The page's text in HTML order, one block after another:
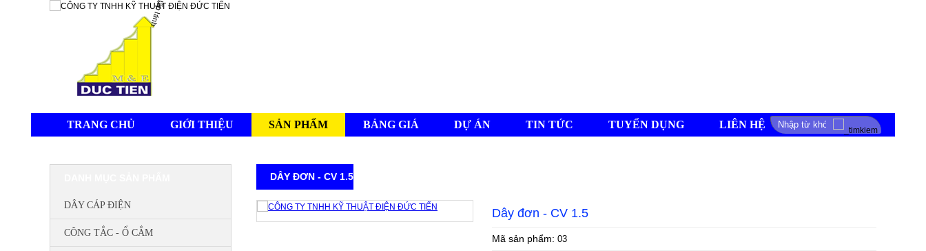
TRANG CHỦ GIỚI THIỆU SẢN PHẨM BẢNG GIÁ DỰ ÁN TIN TỨC TUYỂN DỤNG LIÊN HỆ
DÂY ĐƠN - CV 1.5
Dây đơn - CV 1.5
Mã sản phẩm: 03
DÂY CÁP ĐIỆN
CÔNG TẮC - Ổ CẮM